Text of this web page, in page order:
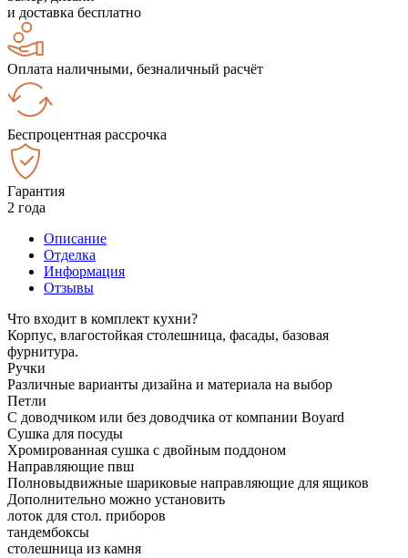
и доставка бесплатно
Оплата наличными, безналичный расчёт
Беспроцентная рассрочка
Гарантия
2 года
Описание
Отделка
Информация
Отзывы
Что входит в комплект кухни?
Корпус, влагостойкая столешница, фасады, базовая
фурнитура.
Ручки
Различные варианты дизайна и материала на выбор
Петли
С доводчиком или без доводчика от компании Boyard
Сушка для посуды
Хромированная сушка с двойным поддоном
Направляющие пвш
Полновыдвижные шариковые направляющие для ящиков
Дополнительно можно установить
лоток для стол. приборов
тандембоксы
столешница из камня